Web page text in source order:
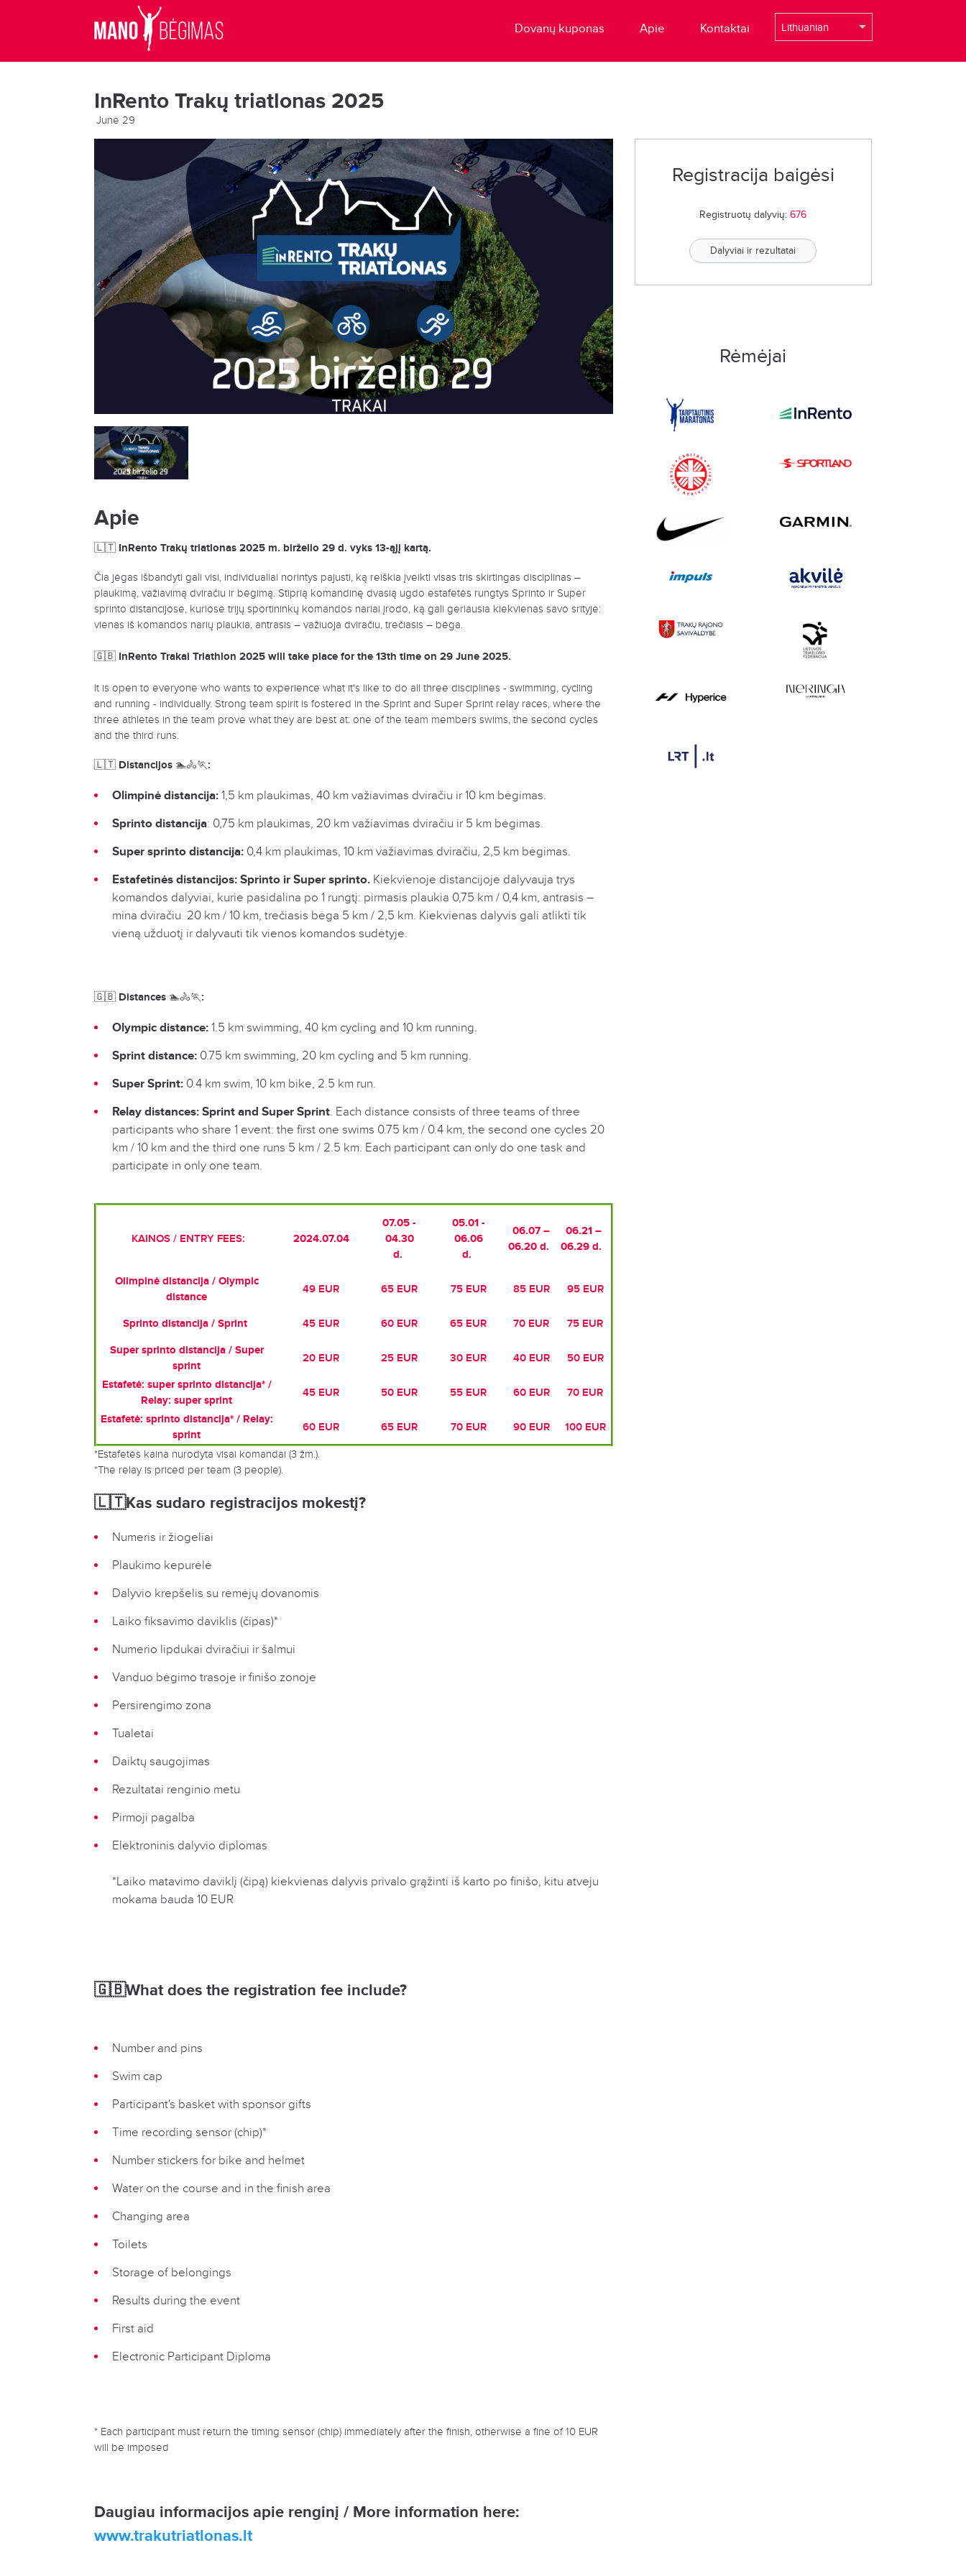
Dovanų kuponas Apie Kontaktai
InRento Trakų triatlonas 2025
June 29
Apie
🇱🇹 InRento Trakų triatlonas 2025 m. birželio 29 d. vyks 13-ąjį kartą.
Čia jėgas išbandyti gali visi, individualiai norintys pajusti, ką reiškia įveikti visas tris skirtingas disciplinas –
plaukimą, važiavimą dviračiu ir bėgimą. Stiprią komandinę dvasią ugdo estafetės rungtys Sprinto ir Super
sprinto distancijose, kuriose trijų sportininkų komandos nariai įrodo, ką gali geriausia kiekvienas savo srityje:
vienas iš komandos narių plaukia, antrasis – važiuoja dviračiu, trečiasis – bėga.
🇬🇧InRento Trakai Triathlon 2025 will take place for the 13th time on 29 June 2025.
It is open to everyone who wants to experience what it's like to do all three disciplines - swimming, cycling
and running - individually. Strong team spirit is fostered in the Sprint and Super Sprint relay races, where the
three athletes in the team prove what they are best at: one of the team members swims, the second cycles
and the third runs.
🇱🇹 Distancijos 🏊🚴🏃:
Olimpinė distancija:1,5 km plaukimas, 40 km važiavimas dviračiu ir 10 km bėgimas.
Sprinto distancija: 0,75 km plaukimas, 20 km važiavimas dviračiu ir 5 km bėgimas.
Super sprinto distancija:0,4 km plaukimas, 10 km važiavimas dviračiu, 2,5 km bėgimas.
Estafetinės distancijos: Sprinto ir Super sprinto. Kiekvienoje distancijoje dalyvauja trys
komandos dalyviai, kurie pasidalina po 1 rungtį: pirmasis plaukia 0,75 km / 0,4 km, antrasis –
mina dviračiu 20 km / 10 km, trečiasis bėga 5 km / 2,5 km. Kiekvienas dalyvis gali atlikti tik
vieną užduotį ir dalyvauti tik vienos komandos sudėtyje.
🇬🇧 Distances 🏊🚴🏃:
Olympic distance:1.5 km swimming, 40 km cycling and 10 km running.
Sprint distance:0.75 km swimming, 20 km cycling and 5 km running.
Super Sprint:0.4 km swim, 10 km bike, 2.5 km run.
Relay distances: Sprint and Super Sprint. Each distance consists of three teams of three
participants who share 1 event: the first one swims 0.75 km / 0.4 km, the second one cycles 20
km / 10 km and the third one runs 5 km / 2.5 km. Each participant can only do one task and
participate in only one team.
KAINOS / ENTRY FEES: 2024.07.04
07.05 -
04.30
d.
05.01 -
06.06
d.
06.07 –
06.20 d.
06.21 –
06.29 d.
Olimpinė distancija / Olympic
distance
49 EUR 65 EUR 75 EUR 85 EUR 95 EUR
Sprinto distancija / Sprint 45 EUR 60 EUR 65 EUR 70 EUR 75 EUR
Super sprinto distancija / Super
sprint
20 EUR 25 EUR 30 EUR 40 EUR 50 EUR
Estafetė: super sprinto distancija* /
Relay: super sprint
45 EUR 50 EUR 55 EUR 60 EUR 70 EUR
Estafetė: sprinto distancija* / Relay:
sprint
60 EUR 65 EUR 70 EUR 90 EUR 100 EUR
*Estafetės kaina nurodyta visai komandai (3 žm.).
*The relay is priced per team (3 people).
🇱🇹Kas sudaro registracijos mokestį?
Numeris ir žiogeliai
Plaukimo kepurėlė
Dalyvio krepšelis su rėmėjų dovanomis
Laiko fiksavimo daviklis (čipas)*
Numerio lipdukai dviračiui ir šalmui
Vanduo bėgimo trasoje ir finišo zonoje
Persirengimo zona
Tualetai
Daiktų saugojimas
Rezultatai renginio metu
Pirmoji pagalba
Elektroninis dalyvio diplomas
*Laiko matavimo daviklį (čipą) kiekvienas dalyvis privalo grąžinti iš karto po finišo, kitu atveju
mokama bauda 10 EUR
🇬🇧What does the registration fee include?
Number and pins
Swim cap
Participant's basket with sponsor gifts
Time recording sensor (chip)*
Number stickers for bike and helmet
Water on the course and in the finish area
Changing area
Toilets
Storage of belongings
Results during the event
First aid
Electronic Participant Diploma
* Each participant must return the timing sensor (chip) immediately after the finish, otherwise a fine of 10 EUR
will be imposed
Daugiau informacijos apie renginį / More information here:
www.trakutriatlonas.lt
Registracija baigėsi
Registruotų dalyvių:676
Dalyviai ir rezultatai
Rėmėjai